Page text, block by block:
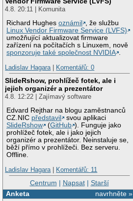
4.8. 20:11 | Komunita
Richard Hughesoznámil
, že službu
Linux Vendor Firmware Service (LVFS)
umožňující aktualizovat firmware
zařízení na počítačích s Linuxem, nově
sponzoruje také společnost NVIDIA .
Ladislav Hagara| Komentářů: 0
SlideRshow, prohlížeč fotek, ale i
jejich organizér a prezentátor
4.8. 12:22 | Zajímavý software
Edvard Rejthar na blogu zaměstnanců
CZ.NIC představil
svou aplikaci
SlideRshow
(GitHub ). Funguje jako
prohlížeč fotek, ale i jako jejich
organizér a prezentátor. Neinstaluje se,
běží přímo v prohlížeči. Bez serveru.
Offline.
Ladislav Hagara| Komentářů: 11
Centrum | Napsat| Starší
navrhněte »
Anketa